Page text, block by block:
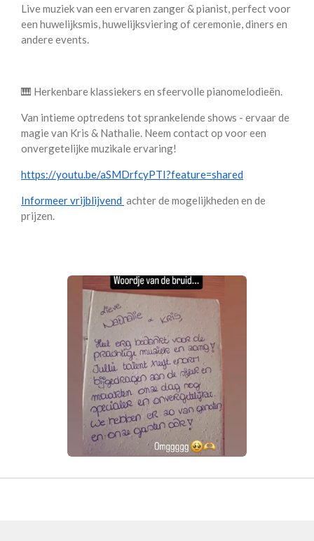
Live muziek van een ervaren zanger & pianist, perfect voor
een huwelijksmis, huwelijksviering of ceremonie, diners en
andere events.
🎹 Herkenbare klassiekers en sfeervolle pianomelodieën.
Van intieme optredens tot sprankelende shows - ervaar de
magie van Kris & Nathalie. Neem contact op voor een
onvergetelijke muzikale ervaring!
https://youtu.be/aSMDrfcyPTI?feature=shared
Informeer vrijblijvend achter de mogelijkheden en de
prijzen.